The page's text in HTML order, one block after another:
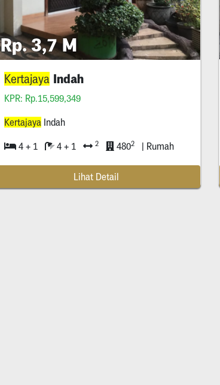
Rp. 3,7 M
Kertajaya Indah
KPR: Rp.15,599,349
Kertajaya Indah
4 + 1 4 + 1 2 4802 | Rumah
Lihat Detail